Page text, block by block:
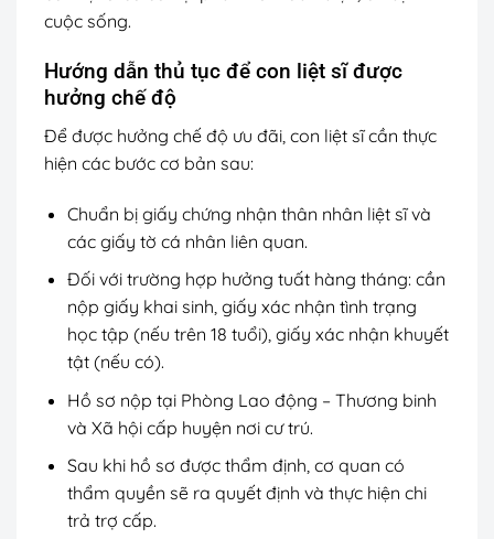
cuộc sống.
Hướng dẫn thủ tục để con liệt sĩ được
hưởng chế độ
Để được hưởng chế độ ưu đãi, con liệt sĩ cần thực
hiện các bước cơ bản sau:
Chuẩn bị giấy chứng nhận thân nhân liệt sĩ và
các giấy tờ cá nhân liên quan.
Đối với trường hợp hưởng tuất hàng tháng: cần
nộp giấy khai sinh, giấy xác nhận tình trạng
học tập (nếu trên 18 tuổi), giấy xác nhận khuyết
tật (nếu có).
Hồ sơ nộp tại Phòng Lao động – Thương binh
và Xã hội cấp huyện nơi cư trú.
Sau khi hồ sơ được thẩm định, cơ quan có
thẩm quyền sẽ ra quyết định và thực hiện chi
trả trợ cấp.